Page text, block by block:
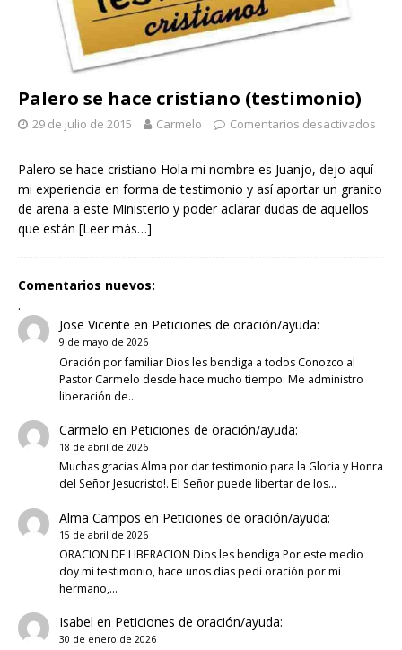
Palero se hace cristiano (testimonio)
29 de julio de 2015 Carmelo Comentarios desactivados
Palero se hace cristiano Hola mi nombre es Juanjo, dejo aquí
mi experiencia en forma de testimonio y así aportar un granito
de arena a este Ministerio y poder aclarar dudas de aquellos
que están [Leer más…]
Comentarios nuevos:
.
Jose Vicente en Peticiones de oración/ayuda:
9 de mayo de 2026
Oración por familiar Dios les bendiga a todos Conozco al
Pastor Carmelo desde hace mucho tiempo. Me administro
liberación de…
Carmelo en Peticiones de oración/ayuda:
18 de abril de 2026
Muchas gracias Alma por dar testimonio para la Gloria y Honra
del Señor Jesucristo!. El Señor puede libertar de los…
Alma Campos en Peticiones de oración/ayuda:
15 de abril de 2026
ORACION DE LIBERACION Dios les bendiga Por este medio
doy mi testimonio, hace unos días pedí oración por mi
hermano,…
Isabel en Peticiones de oración/ayuda:
30 de enero de 2026